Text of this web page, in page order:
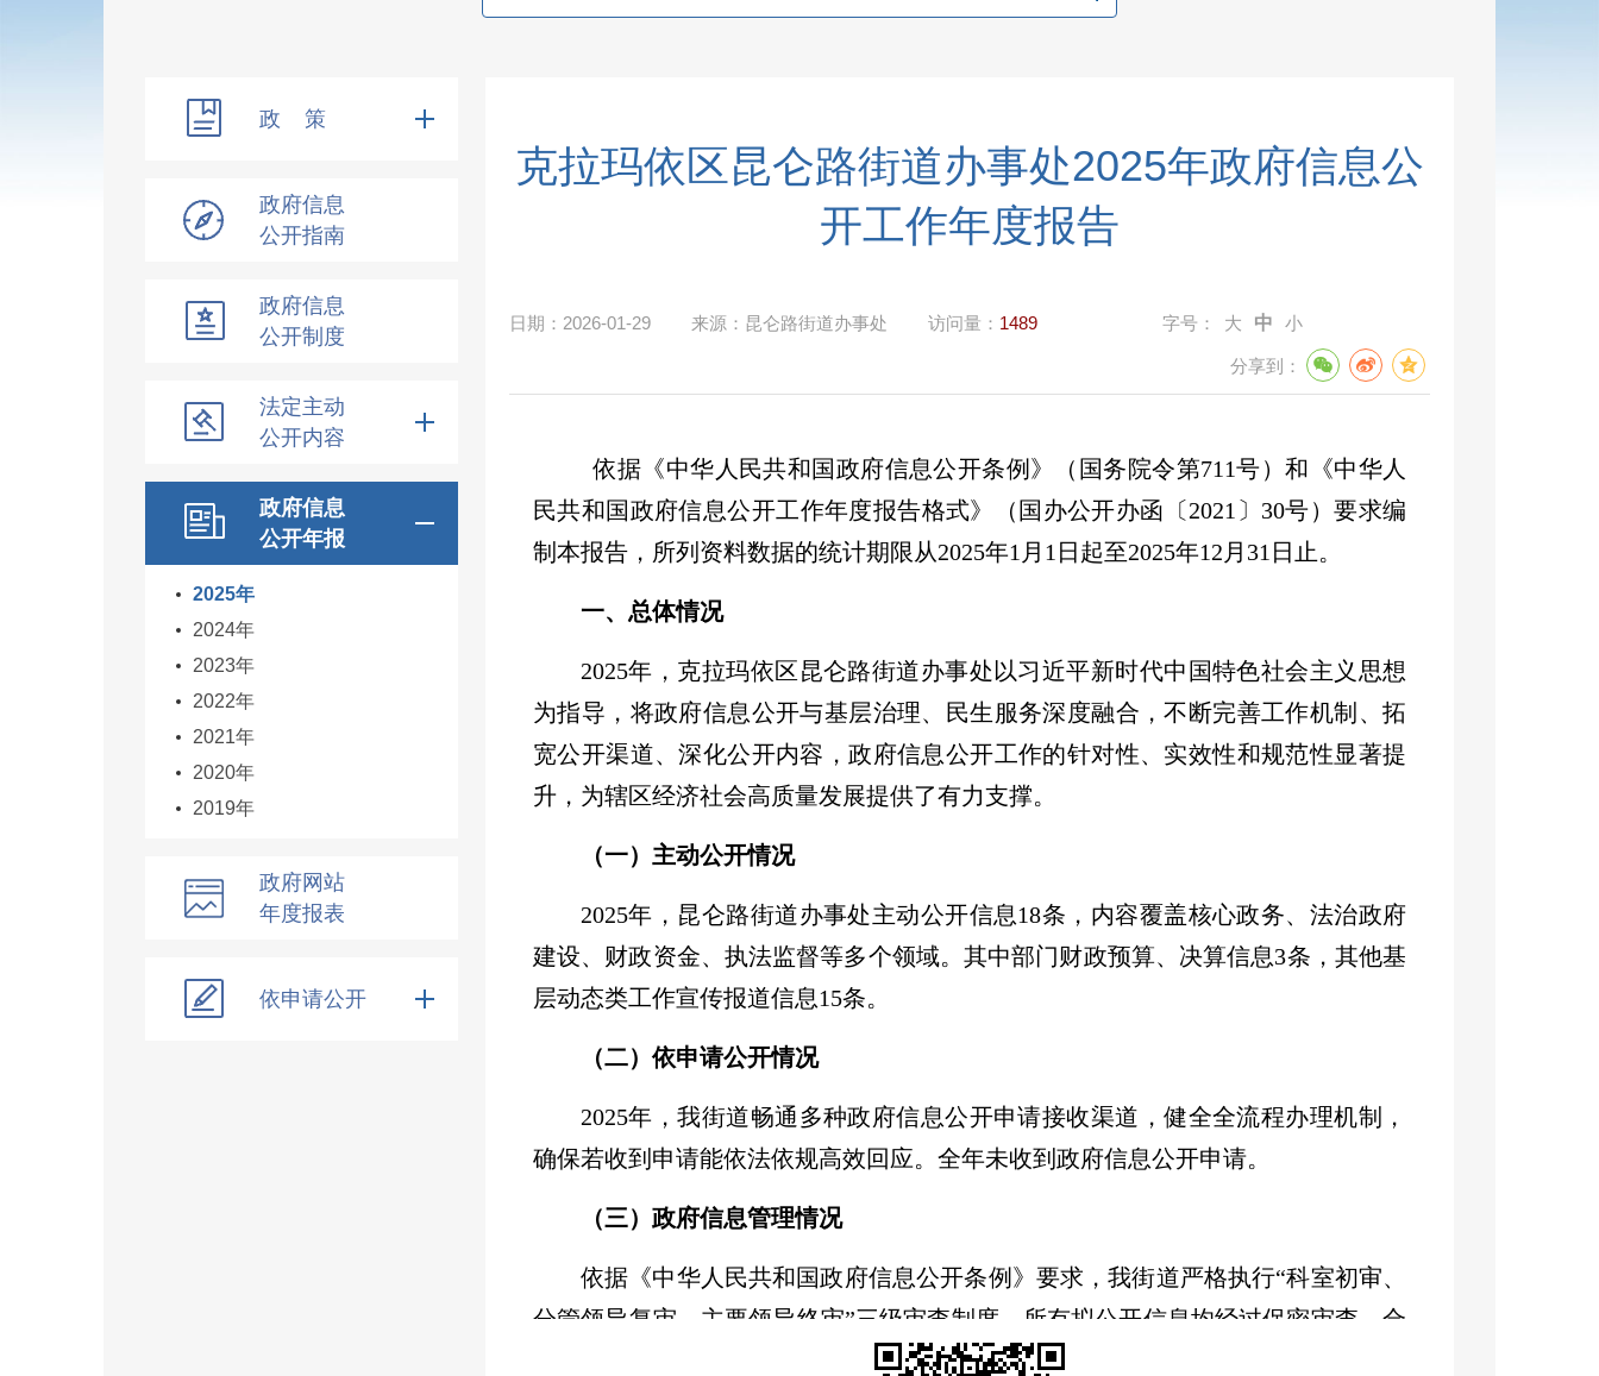
政 策
政府信息
公开指南
政府信息
公开制度
法定主动
公开内容
政府信息
公开年报
2025年
2024年
2023年
2022年
2021年
2020年
2019年
政府网站
年度报表
依申请公开
克拉玛依区昆仑路街道办事处2025年政府信息公
开工作年度报告
日期： 2026-01-29 来源： 昆仑路街道办事处 访问量： 1489 字号： 大 中 小
分享到：
依据《中华人民共和国政府信息公开条例》（国务院令第711号）和《中华人
民共和国政府信息公开工作年度报告格式》（国办公开办函〔2021 〕 30号）要求编
制本报告，所列资料数据的统计期限从2025年1 月 1 日起至2025年12 月 31 日止。
一、总体情况
2025年，克拉玛依区昆仑路街道办事处以习近平新时代中国特色社会主义思想
为指导，将政府信息公开与基层治理、民生服务深度融合，不断完善工作机制、拓
宽公开渠道、深化公开内容，政府信息公开工作的针对性、实效性和规范性显著提
升，为辖区经济社会高质量发展提供了有力支撑。
（一）主动公开情况
2025年，昆仑路街道办事处主动公开信息18条，内容覆盖核心政务、 法治政府
建设、财政资金、执法监督等多个领域。其中部门财政预算、决算信息3条，其他基
层动态类工作宣传报道信息15条。
（二）依申请公开情况
2025年 ，我街道畅通多种政府信息公开申请接收渠道，健全全流程办理机制，
确保若收到申请能依法依规高效回应。全年未收到政府信息公开申请。
（三） 政府信息管理情况
依据《中华人民共和国政府信息公开条例》要求，我街道严格执行“科室初审、
分管领导复审、主要领导终审”三级审查制度，所有拟公开信息均经过保密审查、合
规性审核后方可发布，确保公开信息安全规范、系统可查。